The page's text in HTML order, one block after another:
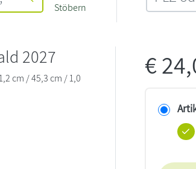
Stöbern
2027
cm / 45,3 cm / 1,0
€